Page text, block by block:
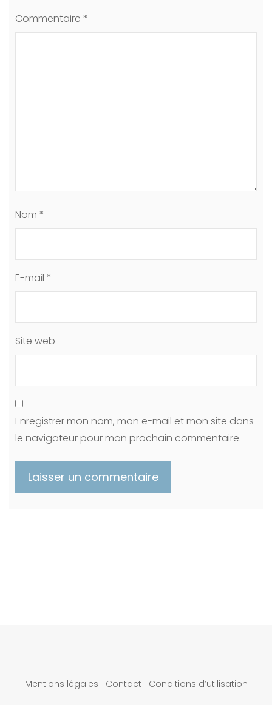
Commentaire *
Nom *
E-mail *
Site web
Enregistrer mon nom, mon e-mail et mon site dans
le navigateur pour mon prochain commentaire.
Mentions légales Contact Conditions d’utilisation